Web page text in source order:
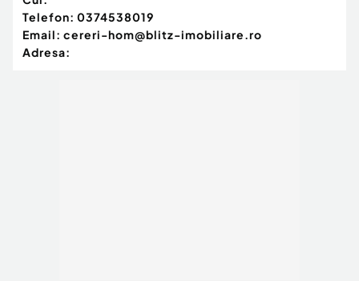
Telefon: 0374538019
Email: cereri-hom@blitz-imobiliare.ro
Adresa: